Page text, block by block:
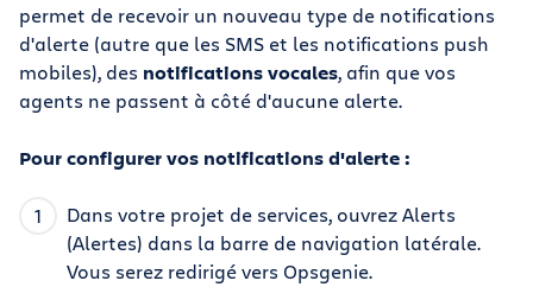
permet de recevoir un nouveau type de notifications
d'alerte (autre que les SMS et les notifications push
mobiles), des notifications vocales, afin que vos
agents ne passent à côté d'aucune alerte.
Pour configurer vos notifications d'alerte :
Dans votre projet de services, ouvrez Alerts
(Alertes) dans la barre de navigation latérale.
Vous serez redirigé vers Opsgenie.